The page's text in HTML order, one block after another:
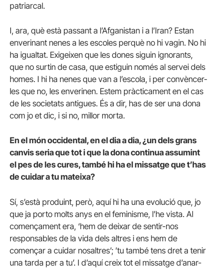
patriarcal.
I, ara, què està passant a l’Afganistan i a l’Iran? Estan
enverinant nenes a les escoles perquè no hi vagin. No hi
ha igualtat. Exigeixen que les dones siguin ignorants,
que no surtin de casa, que estiguin només al servei dels
homes. I hi ha nenes que van a l’escola, i per convèncer-
les que no, les enverinen. Estem pràcticament en el cas
de les societats antigues. És a dir, has de ser una dona
com jo et dic, i si no, millor morta.
En el món occidental, en el dia a dia, ¿un dels grans
canvis seria que tot i que la dona continua assumint
el pes de les cures, també hi ha el missatge que t’has
de cuidar a tu mateixa?
Sí, s’està produint, però, aquí hi ha una evolució que, jo
que ja porto molts anys en el feminisme, l’he vista. Al
començament era, ‘hem de deixar de sentir-nos
responsables de la vida dels altres i ens hem de
començar a cuidar nosaltres’; ’tu també tens dret a tenir
una tarda per a tu’. I d’aquí creix tot el missatge d’anar-